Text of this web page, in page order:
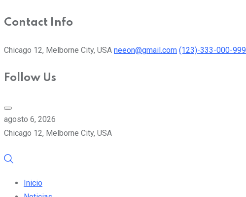
Contact Info
Chicago 12, Melborne City, USA neeon@gmail.com (123)-333-000-999
Follow Us
agosto 6, 2026
Chicago 12, Melborne City, USA
Inicio